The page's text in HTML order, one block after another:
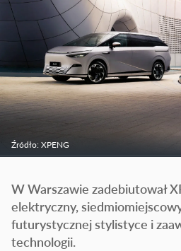
Źródło: XPENG
W Warszawie zadebiutował
elektryczny,
futurystycznej stylistyce i
technologii.